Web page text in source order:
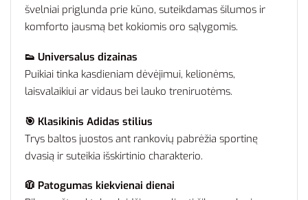
švelniai priglunda prie kūno, suteikdamas šilumos ir
komforto jausmą bet kokiomis oro sąlygomis.
👟 Universalus dizainas
Puikiai tinka kasdieniam dėvėjimui, kelionėms,
laisvalaikiui ar vidaus bei lauko treniruotėms.
🎯 Klasikinis Adidas stilius
Trys baltos juostos ant rankovių pabrėžia sportinę
dvasią ir suteikia išskirtinio charakterio.
🧥 Patogumas kiekvienai dienai